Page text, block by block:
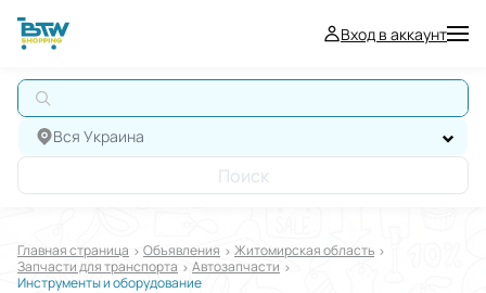
Вход в аккаунт
Вся Украина
Поиск
Главная страница Oбъявления
Житомирская область
Запчасти для транспорта
Автозапчасти
Инструменты и оборудование